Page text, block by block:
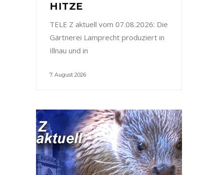
HITZE
TELE Z aktuell vom 07.08.2026: Die
Gärtnerei Lamprecht produziert in
Illnau und in
7. August 2026